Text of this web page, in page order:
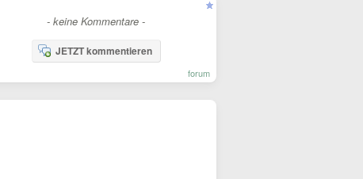
- keine Kommentare -
JETZT kommentieren
forum